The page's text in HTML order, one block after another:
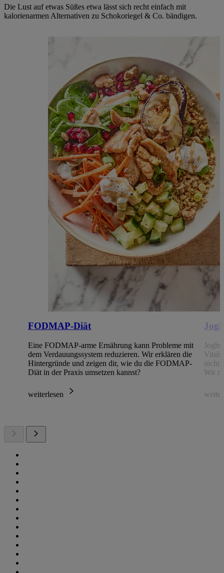
Die Lust auf etwas Süßes etwa lässt sich recht einfach mit
kalorienarmen Alternativen zu Schokoriegel & Co. bändigen.
FODMAP-Diät
Eine FODMAP-arme Ernährung kann Probleme mit
dem Verdauungssystem reduzieren. Wir erklären die
Hintergründe und zeigen dir, wie du die FODMAP-
Diät in der Praxis umsetzen kannst?
weiterlesen
nicht
Wir